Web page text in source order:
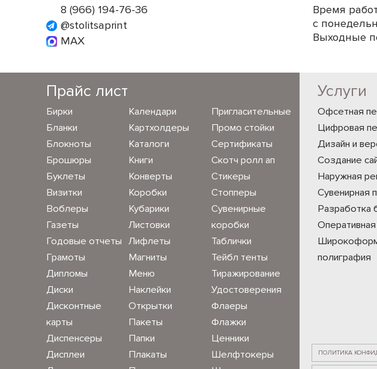
8 (966) 194-76-36
@stolitsaprint
MAX
Время
с
Выходные
Прайс лист
Бирки
Бланки
Блокноты
Брошюры
Буклеты
Визитки
Воблеры
Газеты
Годовые отчеты
Грамоты
Дипломы
Диски
Дисконтные
карты
Диспенсеры
Дисплеи
Календари
Картхолдеры
Каталоги
Книги
Конверты
Коробки
Кубарики
Листовки
Лифлеты
Магниты
Меню
Наклейки
Открытки
Пакеты
Папки
Плакаты
Пригласительные
Промо стойки
Сертификаты
Скотч ролл ап
Стикеры
Стопперы
Сувенирные
коробки
Таблички
Тейбл тенты
Тиражирование
Удостоверения
Флаеры
Флажки
Ценники
Шелфтокеры
Услуги
Офсетная
Цифровая
Дизайн и
Создание
Наружная
Сувенирная
Разработка
полиграфия
ПОЛИТИКА